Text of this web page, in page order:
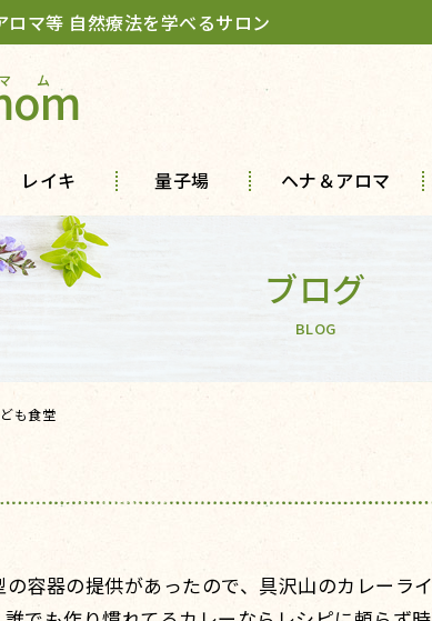
マ等 自然療法を学べるサロン
レイキ 量子場 ヘナ＆アロマ
ブログ
BLOG
も食堂
容器の提供があったので、具沢山のカレーライ